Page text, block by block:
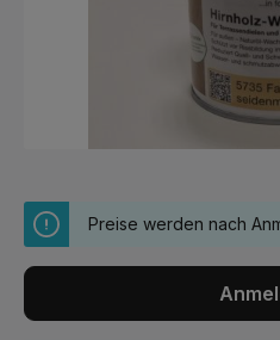
Preise werden nach